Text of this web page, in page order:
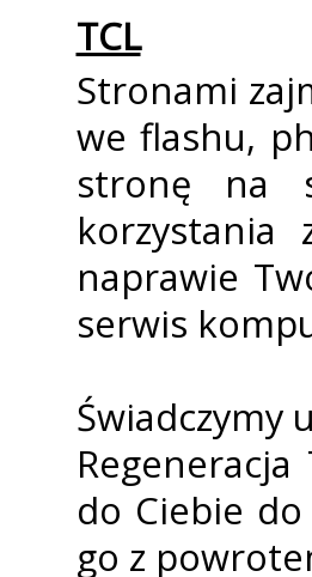
TCL
Stronami
we flashu,
stronę na
korzystania
naprawie
serwis
Świadczymy
do Ciebie
go z